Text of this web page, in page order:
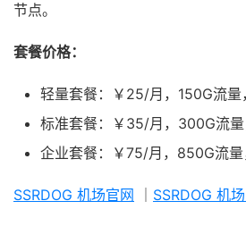
节点。
套餐价格：
轻量套餐：￥25/月，150G流量
标准套餐：￥35/月，300G流量
企业套餐：￥75/月，850G流量
SSRDOG 机场官网 SSRDOG 机场